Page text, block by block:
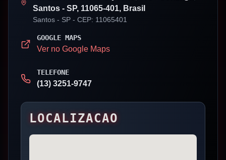
Santos - SP, 11065-401, Brasil
Santos - SP - CEP: 11065401
GOOGLE MAPS
Ver no Google Maps
TELEFONE
(13) 3251-9747
LOCALIZACAO